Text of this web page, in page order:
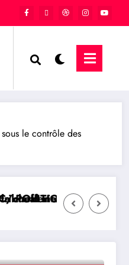
le contrôle des
légendaire
justice aux
Namazihana Bachoke